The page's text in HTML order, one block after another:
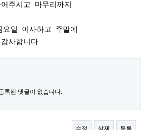
주시고 마무리까지
일 이사하고 주말에
사합니다
록된 댓글이 없습니다.
수정 삭제 목록